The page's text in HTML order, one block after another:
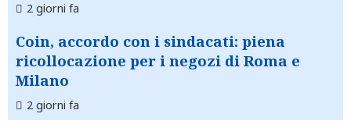
2 giorni fa
Coin, accordo con i sindacati: piena
ricollocazione per i negozi di Roma e
Milano
2 giorni fa